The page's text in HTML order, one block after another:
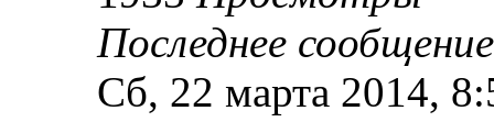
Последнее
Сб, 22 марта 2014,